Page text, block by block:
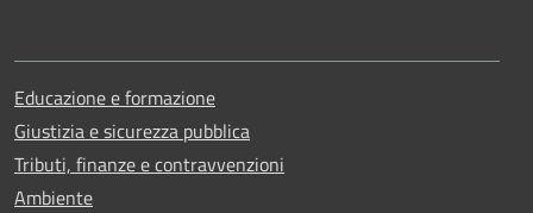
Educazione e formazione
Giustizia e sicurezza pubblica
Tributi, finanze e contravvenzioni
Ambiente